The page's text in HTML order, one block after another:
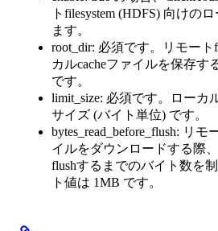
トfilesystem (HDFS) 向けの
ます。
root_dir: 必須です。リモート
カルcacheファイルを保存す
です。
limit_size: 必須です。ローカ
サイズ (バイト単位) です。
bytes_read_before_flush: リモ
イルをダウンロードする際
flushするまでのバイト数を
ト値は 1MB です。